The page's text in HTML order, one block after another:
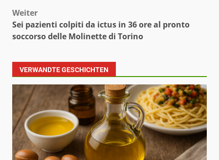
Weiter
Sei pazienti colpiti da ictus in 36 ore al pronto
soccorso delle Molinette di Torino
VERWANDTE GESCHICHTEN